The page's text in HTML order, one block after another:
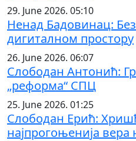
29. June 2026. 05:10
Ненад Бадовинац:
дигиталном простору
26. June 2026. 06:07
Слободан Антонић:
„реформа“ СПЦ
25. June 2026. 01:25
Слободан Ерић:
најпрогоњенија вера